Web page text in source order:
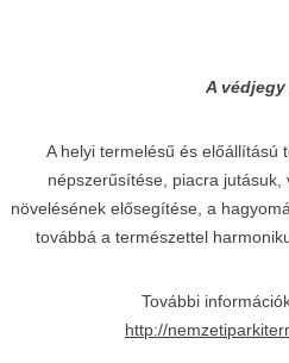
A védjegy
A helyi termelésű és előállítású
népszerűsítése, piacra
növelésének elősegítése, a
továbbá a természettel
További
http://